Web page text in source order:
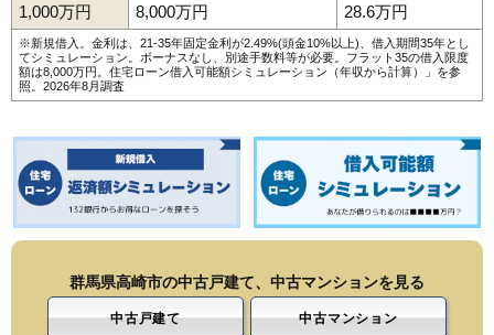
1,000万円
8,000万円 28.6万円
※新規借入。金利は、21-35年固定金利が2.49%(頭金10%以上)、借入期間35年とし
てシミュレーション。ボーナスなし、別途手数料等が必要。フラット35の借入限度
額は8,000万円。 住宅ローン借入可能額シミュレーション（年収から計算）
」を参
照。2026年8月調査
群馬県高崎市の中古戸建て、中古マンションを見る
中古戸建て 中古マンション